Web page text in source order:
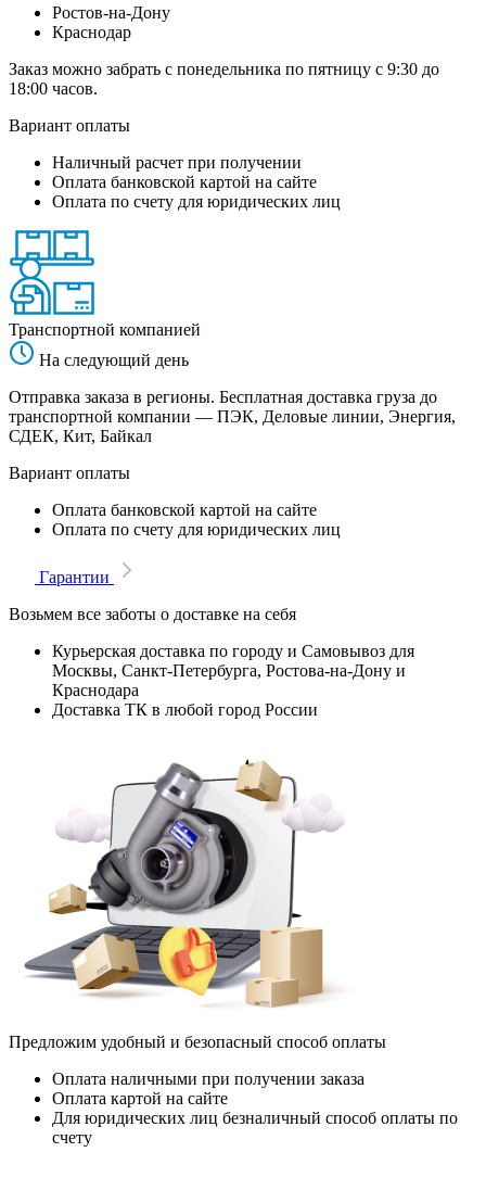
Ростов-на-Дону
Краснодар
Заказ можно забрать с понедельника по пятницу с 9:30 до
18:00 часов.
Вариант оплаты
Наличный расчет при получении
Оплата банковской картой на сайте
Оплата по счету для юридических лиц
Транспортной компанией
На следующий день
Отправка заказа в регионы. Бесплатная доставка груза до
транспортной компании — ПЭК, Деловые линии, Энергия,
СДЕК, Кит, Байкал
Вариант оплаты
Оплата банковской картой на сайте
Оплата по счету для юридических лиц
Гарантии
Возьмем все заботы о доставке на себя
Курьерская доставка по городу и Самовывоз для
Москвы, Санкт-Петербурга, Ростова-на-Дону и
Краснодара
Доставка ТК в любой город России
Предложим удобный и безопасный способ оплаты
Оплата наличными при получении заказа
Оплата картой на сайте
Для юридических лиц безналичный способ оплаты по
счету